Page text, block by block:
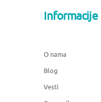
Informacije
O nama
Blog
Vesti